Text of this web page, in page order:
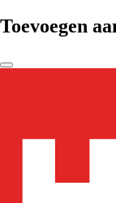
Toevoegen